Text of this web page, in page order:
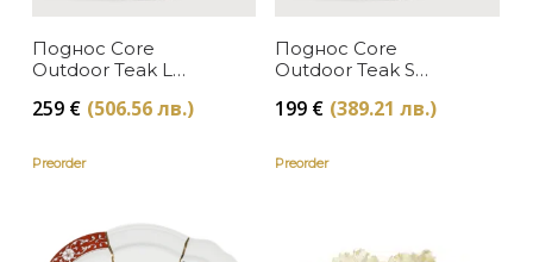
Луксозни градински мебели
Намаление
Michael Aram
Dolce & Gabbana Casa
В наличност
Изчерпан, с опция за поръчка
ЦВЯТ
Бежово
Златно
Поднос Core
Outdoor Teak L
259 € (506.56 лв.)
Поднос Core
Outdoor Teak S
199 € (389.21 лв.)
Preorder Preorder